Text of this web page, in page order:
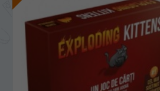
LIMBA SITE-ULUI / ЯЗЫК САЙТА